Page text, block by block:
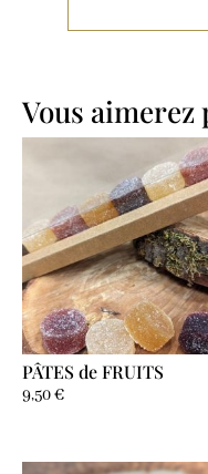
Vous
PÂTES de FRUITS
9,50€